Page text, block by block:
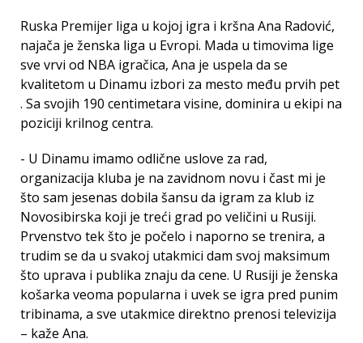
Ruska Premijer liga u kojoj igra i kršna Ana Radović,
najača je ženska liga u Evropi. Mada u timovima lige
sve vrvi od NBA igračica, Ana je uspela da se
kvalitetom u Dinamu izbori za mesto među prvih pet
. Sa svojih 190 centimetara visine, dominira u ekipi na
poziciji krilnog centra.
- U Dinamu imamo odlične uslove za rad,
organizacija kluba je na zavidnom novu i čast mi je
što sam jesenas dobila šansu da igram za klub iz
Novosibirska koji je treći grad po veličini u Rusiji.
Prvenstvo tek što je počelo i naporno se trenira, a
trudim se da u svakoj utakmici dam svoj maksimum
što uprava i publika znaju da cene. U Rusiji je ženska
košarka veoma popularna i uvek se igra pred punim
tribinama, a sve utakmice direktno prenosi televizija
– kaže Ana.